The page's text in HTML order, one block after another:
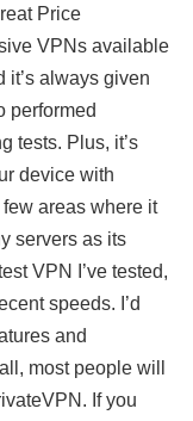
Price
VPNs available
it’s always given
performed
tests. Plus, it’s
device with
areas where it
servers as its
VPN I’ve tested,
speeds. I’d
and
most people will
If you